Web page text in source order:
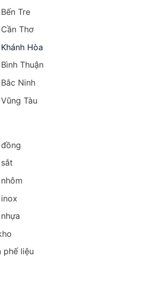
Tre
Thơ
Hòa
Thuận
Ninh
Tàu
phế liệu